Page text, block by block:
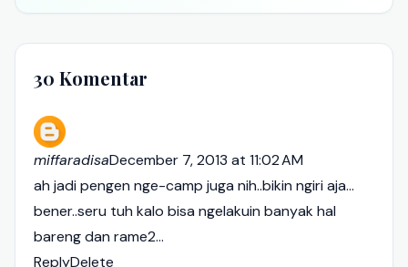
30 Komentar
miffaradisaDecember 7, 2013 at 11:02 AM
ah jadi pengen nge-camp juga nih..bikin ngiri aja...
bener..seru tuh kalo bisa ngelakuin banyak hal
bareng dan rame2...
ReplyDelete